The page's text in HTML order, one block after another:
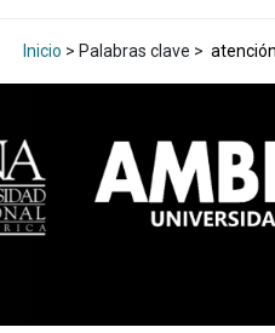
Inicio > Palabras clave >